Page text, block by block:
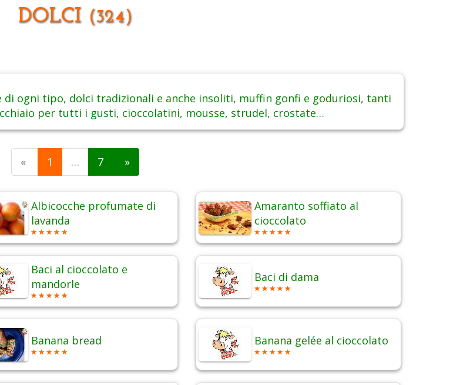
DOLCI (324)
di ogni tipo, dolci tradizionali e anche insoliti, muffin gonfi e goduriosi, tanti
per tutti i gusti, cioccolatini, mousse, strudel, crostate…
« 1 … 7 »
Albicocche profumate di
lavanda
Amaranto soffiato al
cioccolato
Baci al cioccolato e
mandorle
Baci di dama
Banana bread Banana gelée al cioccolato